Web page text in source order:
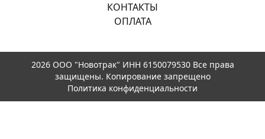
КОНТАКТЫ
ОПЛАТА
2026 ООО "Новотрак" ИНН 6150079530 Все права
защищены. Копирование запрещено
Политика конфиденциальности